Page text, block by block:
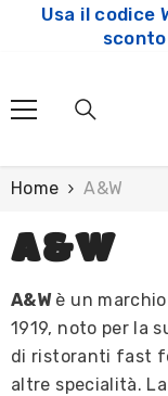
SKIP TO CONTENT
Usa il codice
Home A&W
A&W
A&Wè un
1919, noto per la
di ristoranti fast
altre specialità. La